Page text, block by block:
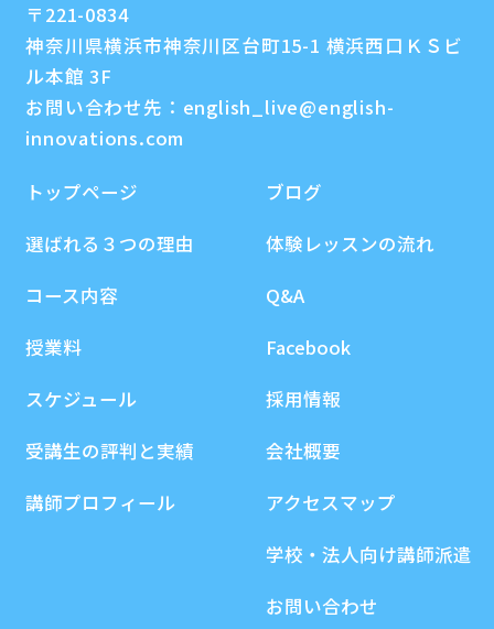
〒221-0834
神奈川県横浜市神奈川区台町15-1 横浜西口ＫＳビ
ル本館 3F
お問い合わせ先： english_live@english-
innovations.com
トップページ
選ばれる３つの理由
コース内容
授業料
スケジュール
受講生の評判と実績
講師プロフィール
ブログ
体験レッスンの流れ
Q&A
Facebook
採用情報
会社概要
アクセスマップ
学校・法人向け講師派遣
お問い合わせ